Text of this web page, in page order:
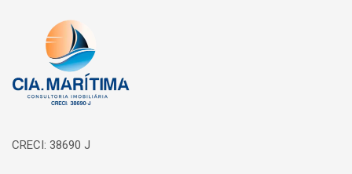
Página inicial
CRECI: 38690 J